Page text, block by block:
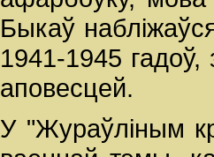
Быкаў
1941-1945 гадоў,
аповесцей.
У "Жураўліным